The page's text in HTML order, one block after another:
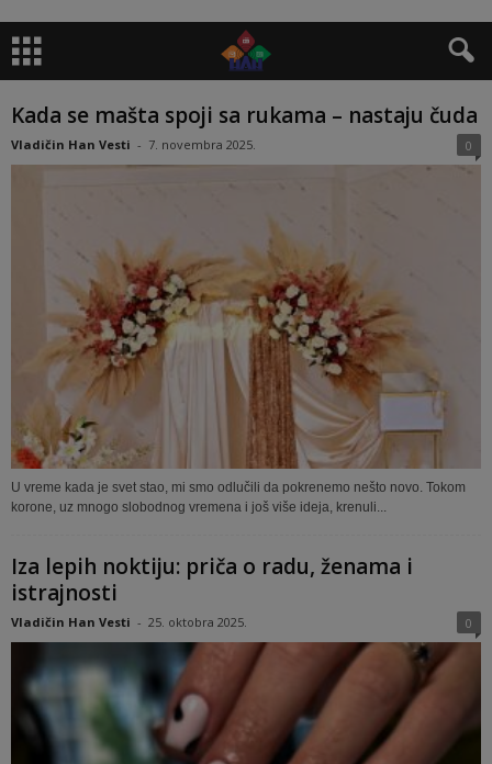
Kada se mašta spoji sa rukama – nastaju čuda
Vladičin Han Vesti - 7. novembra 2025. 0
U vreme kada je svet stao, mi smo odlučili da pokrenemo nešto novo. Tokom
korone, uz mnogo slobodnog vremena i još više ideja, krenuli...
Iza lepih noktiju: priča o radu, ženama i
istrajnosti
Vladičin Han Vesti - 25. oktobra 2025. 0